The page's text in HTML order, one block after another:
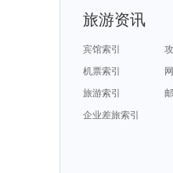
旅游资讯
宾馆索引
机票索引
旅游索引
企业差旅索引